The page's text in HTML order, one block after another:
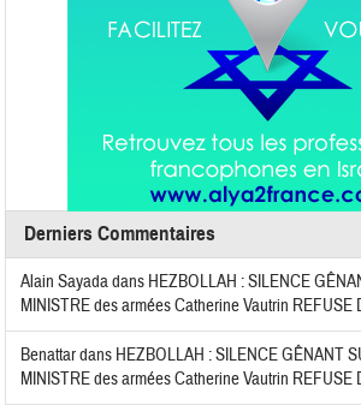
Derniers Commentaires
Alain Sayadadans HEZBOLLAH : SILENCE
MINISTRE des armées Catherine Vautrin REFUSE
Benattardans HEZBOLLAH : SILENCE GÊNANT
MINISTRE des armées Catherine Vautrin REFUSE